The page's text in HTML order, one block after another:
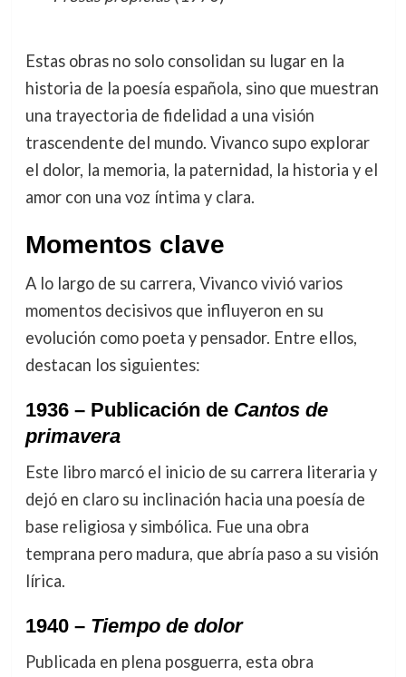
Estas obras no solo consolidan su lugar en la
historia de la poesía española, sino que muestran
una trayectoria de fidelidad a una visión
trascendente del mundo. Vivanco supo explorar
el dolor, la memoria, la paternidad, la historia y el
amor con una voz íntima y clara.
Momentos clave
A lo largo de su carrera, Vivanco vivió varios
momentos decisivos que influyeron en su
evolución como poeta y pensador. Entre ellos,
destacan los siguientes:
1936 – Publicación de Cantos de
primavera
Este libro marcó el inicio de su carrera literaria y
dejó en claro su inclinación hacia una poesía de
base religiosa y simbólica. Fue una obra
temprana pero madura, que abría paso a su visión
lírica.
1940 – Tiempo de dolor
Publicada en plena posguerra, esta obra